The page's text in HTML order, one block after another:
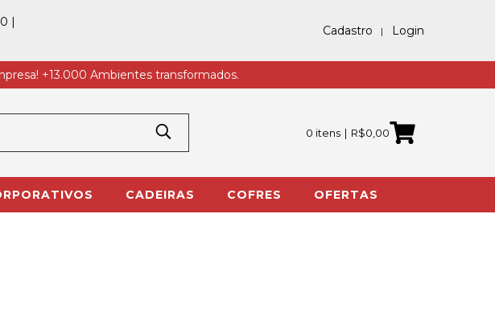
|
Cadastro Login
+13.000 Ambientes transformados.
0 itens R$0,00
CADEIRAS COFRES OFERTAS